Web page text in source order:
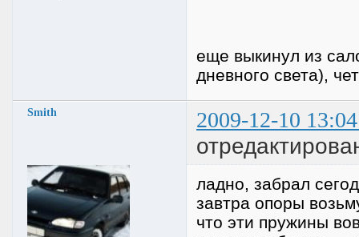
еще выкинул из
дневного света),
Smith 2009-12-10
ладно, забрал
завтра опоры
что эти пружины